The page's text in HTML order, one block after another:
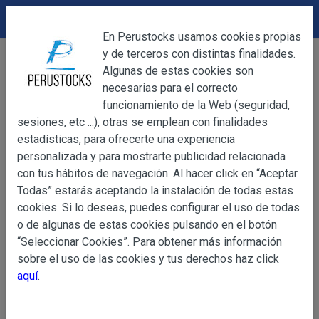
Alimentación
Granos,Cereales y Semillas
Frijol Negro El Plebeyo 500g
OBJETO
Información
Básica
sobre
de Datos
OBJETO
Las presentes Condiciones Generales regulan la
web www.perustocks.es, del que es titular ALBERT
YACARINE (en adelante, PERUSTOCKS).
La adquisición de cualesquiera de los productos
DEVOLUCIONES
En Perustocks usamos cookies propias
y de terceros con distintas finalidades.
Algunas de estas cookies son
necesarias para el correcto
funcionamiento de la Web (seguridad,
sesiones, etc ...), otras se emplean con finalidades
estadísticas, para ofrecerte una experiencia
personalizada y para mostrarte publicidad relacionada
con tus hábitos de navegación. Al hacer click en “Aceptar
Todas” estarás aceptando la instalación de todas estas
cookies. Si lo deseas, puedes configurar el uso de todas
o de algunas de estas cookies pulsando en el botón
“Seleccionar Cookies”. Para obtener más información
sobre el uso de las cookies y tus derechos haz click
aquí.